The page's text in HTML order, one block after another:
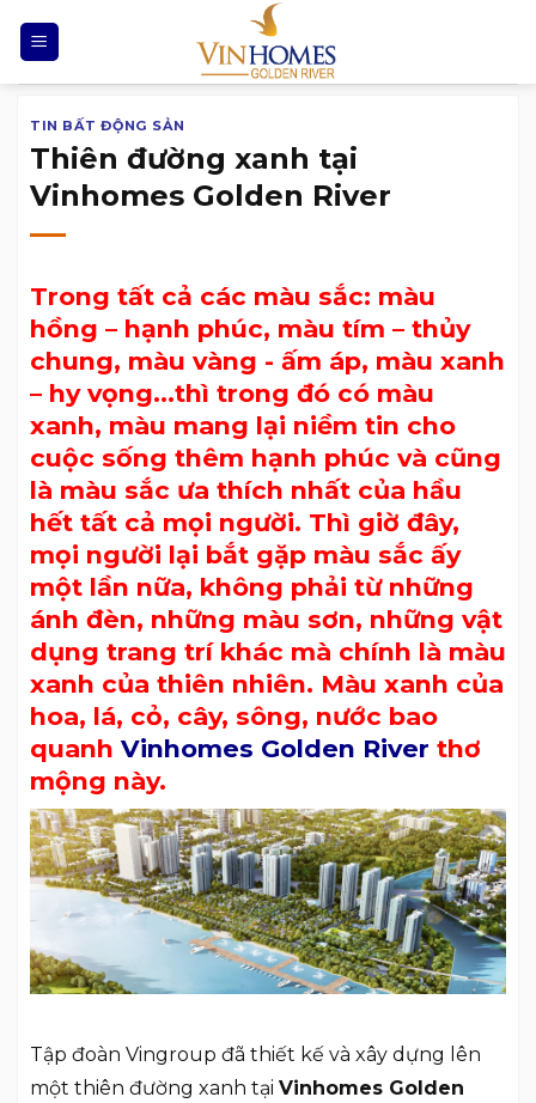
đến
nội
dungTIN BẤT ĐỘNG SẢN
Thiên đường xanh tại
Vinhomes Golden River
Trong tất cả các màu sắc: màu
hồng – hạnh phúc, màu tím – thủy
chung, màu vàng - ấm áp, màu xanh
– hy vọng…thì trong đó có màu
xanh, màu mang lại niềm tin cho
cuộc sống thêm hạnh phúc và cũng
là màu sắc ưa thích nhất của hầu
hết tất cả mọi người. Thì giờ đây,
mọi người lại bắt gặp màu sắc ấy
một lần nữa, không phải từ những
ánh đèn, những màu sơn, những vật
dụng trang trí khác mà chính là màu
xanh của thiên nhiên. Màu xanh của
hoa, lá, cỏ, cây, sông, nước bao
quanh Vinhomes Golden River thơ
mộng này.
Tập đoàn Vingroup đã thiết kế và xây dựng lên
một thiên đường xanh tại Vinhomes Golden